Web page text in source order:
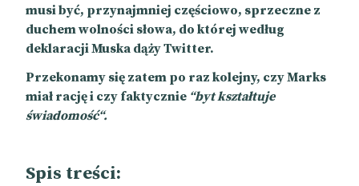
musi być, przynajmniej częściowo, sprzeczne z
duchem wolności słowa, do której według
deklaracji Muska dąży Twitter.
Przekonamy się zatem po raz kolejny, czy Marks
miał rację i czy faktycznie “byt kształtuje
świadomość“.
Spis treści: